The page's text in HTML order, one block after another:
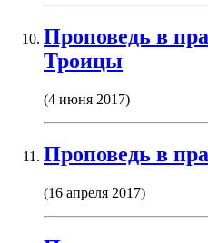
Проповедь в
Троицы
(4 июня 2017)
Проповедь в
(16 апреля 2017)